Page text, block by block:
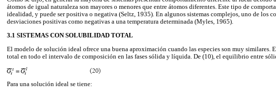
átomos de igual naturaleza son mayores o menores que entre átomos diferentes. Este tipo de
idealidad, y puede ser positiva o negativa (Seltz, 1935). En algunos sistemas complejos, uno de los
desviaciones positivas como negativas a una temperatura determinada (Myles, 1965).
3.1 SISTEMAS CON SOLUBILIDAD TOTAL
El modelo de solución ideal ofrece una buena aproximación cuando las especies son muy similares.
total en todo el intervalo de composición en las fases sólida y líquida. De (10), el equilibrio entre
Para una solución ideal se tiene: